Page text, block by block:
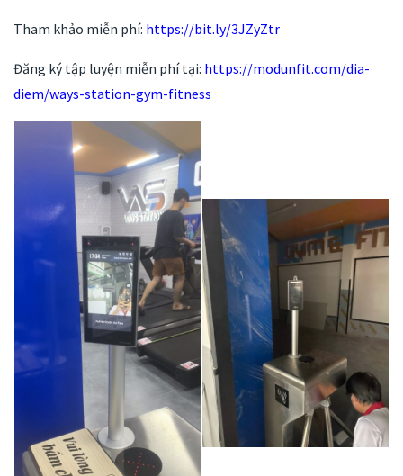
Tham khảo miễn phí: https://bit.ly/3JZyZtr
Đăng ký tập luyện miễn phí tại: https://modunfit.com/dia-
diem/ways-station-gym-fitness